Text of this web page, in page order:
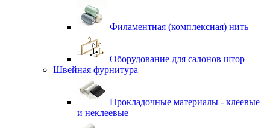
Филаментная (комплексная) нить
Оборудование для салонов штор
Швейная фурнитура
Прокладочные материалы - клеевые
и неклеевые